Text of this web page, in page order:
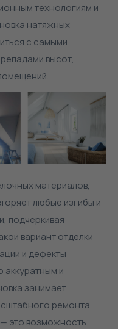
технологиям и
натяжных
с самыми
высот,
материалов,
любые изгибы и
подчеркивая
вариант отделки
и дефекты
аккуратным и
занимает
ремонта.
это возможность